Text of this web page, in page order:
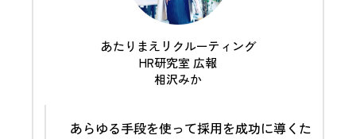
あたりまえリクルーティング
HR研究室 広報
相沢みか
あらゆる手段を使って採用を成功に導くた